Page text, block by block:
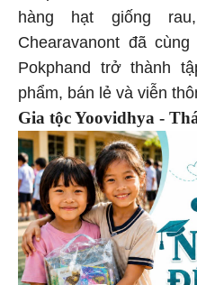
hàng hạt giống
Chearavanont đã
Pokphand trở thành
phẩm, bán lẻ và viễn
Gia tộc Yoovidhya -